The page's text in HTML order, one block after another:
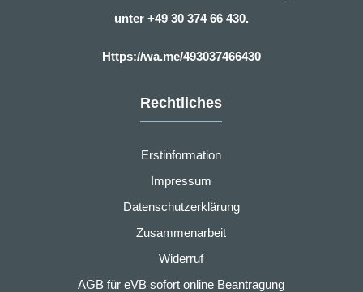
unter +49 30 374 66 430.
Https://wa.me/493037466430
Rechtliches
Erstinformation
Impressum
Datenschutzerklärung
Zusammenarbeit
Widerruf
AGB für eVB sofort online Beantragung